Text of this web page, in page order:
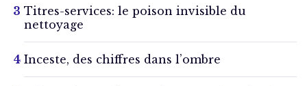
Titres-services: le poison invisible du
nettoyage
Inceste, des chiffres dans l’ombre